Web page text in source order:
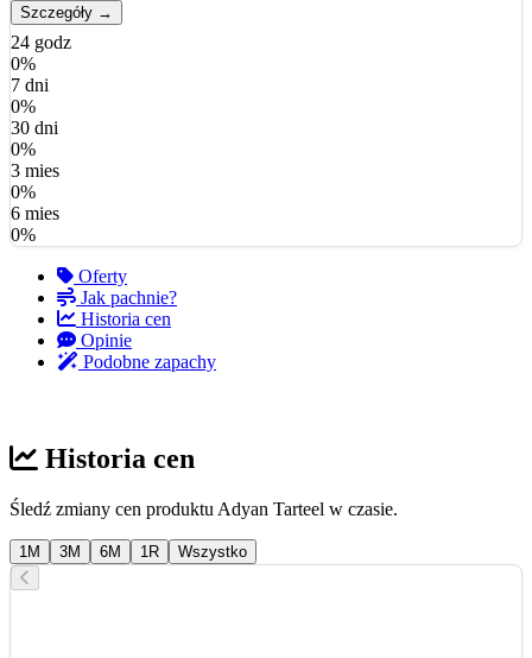
Szczegóły →
24 godz
0%
7 dni
0%
30 dni
0%
3 mies
0%
6 mies
0%
Oferty
Jak pachnie?
Historia cen
Opinie
Podobne zapachy
Historia cen
Śledź zmiany cen produktu Adyan Tarteel w czasie.
1M 3M 6M 1R Wszystko